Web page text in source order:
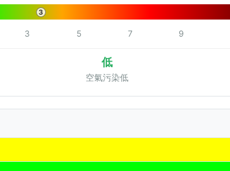
3
3 5 7 9
低
空氣污染低